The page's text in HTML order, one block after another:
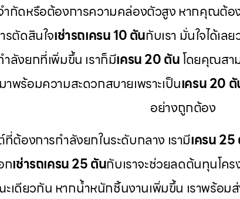
กัดหรือต้องการความคล่องตัวสูง หากคุณต้อง
รตัดสินใจเช่ารถเครน 10 ตันกับเรา มั่นใจได้เล
ลังยกที่เพิ่มขึ้น เราก็มีเครน 20 ตันโดยคุณสา
าพร้อมความสะดวกสบายเพราะเป็นเครน 20
อย่างถูกต้อง
ต้องการกำลังยกในระดับกลาง เรามีเครน 25
กเช่ารถเครน 25 ตันกับเราจะช่วยลดต้นทุนโคร
เดียวกัน หากน้ำหนักชิ้นงานเพิ่มขึ้น เราพร้อม